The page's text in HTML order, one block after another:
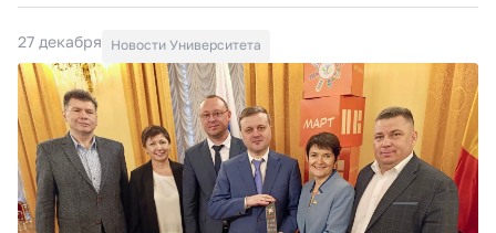
27 декабря Новости Университета